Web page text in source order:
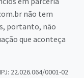
não tem
portanto, não
que aconteça
22.026.064/0001-02